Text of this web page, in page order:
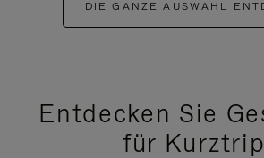
DIE GANZE AUSWAHL
Entdecken Sie
für